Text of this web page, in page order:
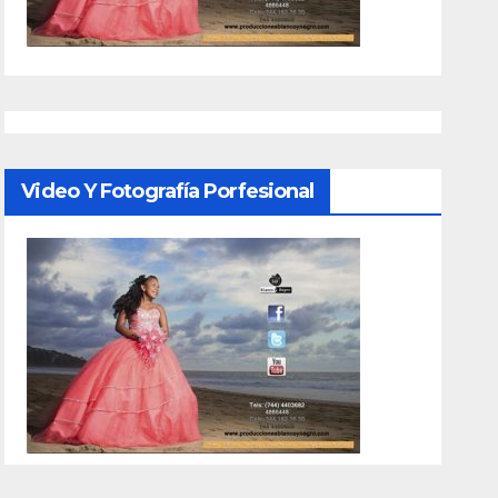
Video Y Fotografía Porfesional